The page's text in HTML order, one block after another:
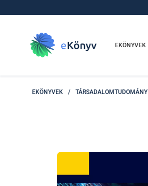
EKÖNYVEK
EKÖNYVEK / TÁRSADALOMTUDOMÁNY